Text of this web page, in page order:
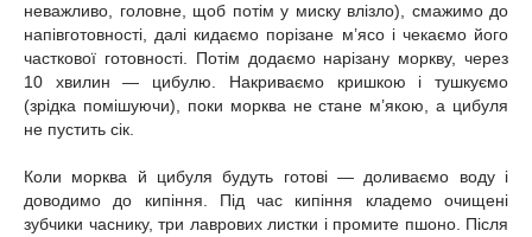
неважливо, головне, щоб потім у миску влізло), смажимо до
напівготовності, далі кидаємо порізане м’ясо і чекаємо його
часткової готовності. Потім додаємо нарізану моркву, через
10 хвилин — цибулю. Накриваємо кришкою і тушкуємо
(зрідка помішуючи), поки морква не стане м’якою, а цибуля
не пустить сік.
Коли морква й цибуля будуть готові — доливаємо воду і
доводимо до кипіння. Під час кипіння кладемо очищені
зубчики часнику, три лаврових листки і промите пшоно. Після